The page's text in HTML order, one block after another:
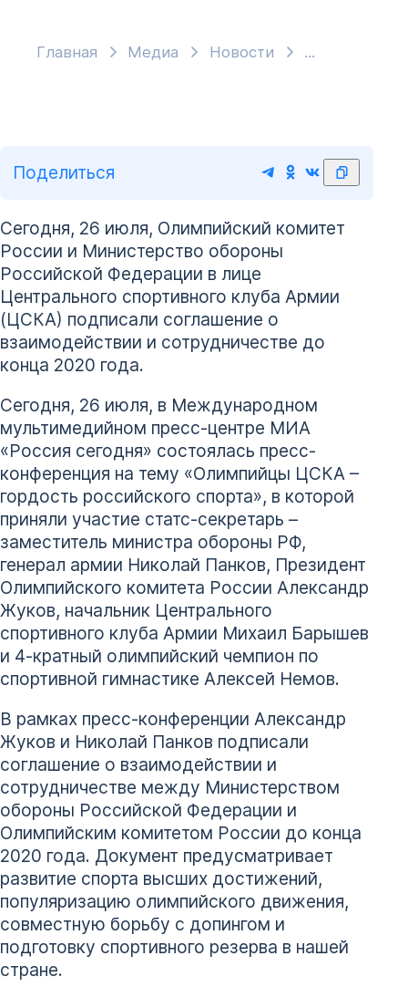
Главная Медиа Новости
Поделиться
Сегодня, 26 июля, Олимпийский комитет
России и Министерство обороны
Российской Федерации в лице
Центрального спортивного клуба Армии
(ЦСКА) подписали соглашение о
взаимодействии и сотрудничестве до
конца 2020 года.
Сегодня, 26 июля, в Международном
мультимедийном пресс-центре МИА
«Россия сегодня» состоялась пресс-
конференция на тему «Олимпийцы ЦСКА –
гордость российского спорта», в которой
приняли участие статс-секретарь –
заместитель министра обороны РФ,
генерал армии Николай Панков, Президент
Олимпийского комитета России Александр
Жуков, начальник Центрального
спортивного клуба Армии Михаил Барышев
и 4-кратный олимпийский чемпион по
спортивной гимнастике Алексей Немов.
В рамках пресс-конференции Александр
Жуков и Николай Панков подписали
соглашение о взаимодействии и
сотрудничестве между Министерством
обороны Российской Федерации и
Олимпийским комитетом России до конца
2020 года. Документ предусматривает
развитие спорта высших достижений,
популяризацию олимпийского движения,
совместную борьбу с допингом и
подготовку спортивного резерва в нашей
стране.